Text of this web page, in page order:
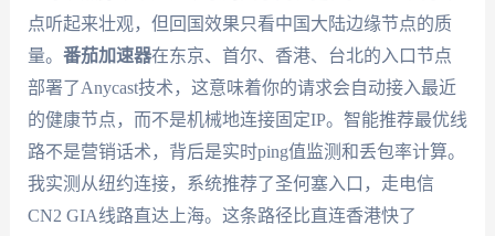
点听起来壮观，但回国效果只看中国大陆边缘节点的质
量。 番茄加速器在东京、首尔、香港、台北的入口节点
部署了Anycast技术，这意味着你的请求会自动接入最近
的健康节点，而不是机械地连接固定IP。智能推荐最优线
路不是营销话术，背后是实时ping值监测和丢包率计算。
我实测从纽约连接，系统推荐了圣何塞入口，走电信
CN2 GIA线路直达上海。这条路径比直连香港快了